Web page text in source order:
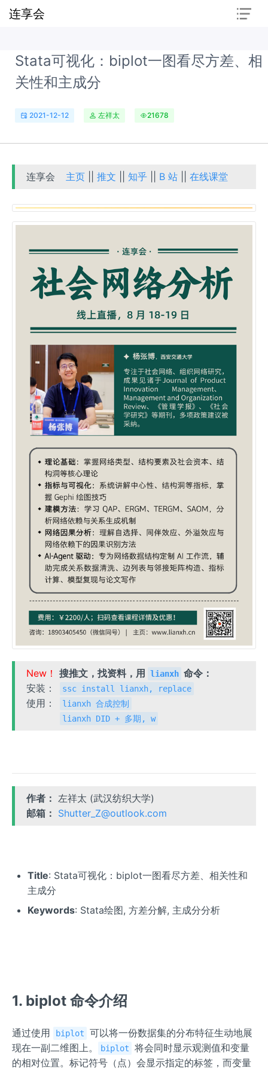
连享会
Stata可视化：biplot一图看尽方差、相
关性和主成分
2021-12-12 左祥太 21678
连享会 主页 ||推文 ||知乎 B 站 ||在线课堂
New！ 搜推文，找资料，用 lianxh 命令：
安装：
ssc install lianxh, replace
使用：
lianxh 合成控制
lianxh DID + 多期, w
作者： 左祥太 (武汉纺织大学)
邮箱： Shutter_Z@outlook.com
Title: Stata可视化：biplot一图看尽方差、相关性和
主成分
Keywords: Stata绘图, 方差分解, 主成分分析
1. biplot 命令介绍
通过使用 biplot
可以将一份数据集的分布特征生动地展
现在一副二维图上。
biplot
将会同时显示观测值和变量
的相对位置。标记符号（点）会显示指定的标签，而变量